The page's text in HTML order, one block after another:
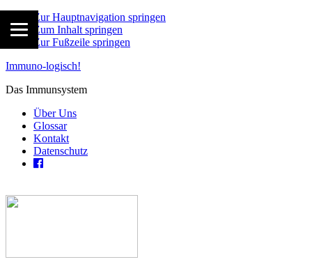
Zur Hauptnavigation springen
Zum Inhalt springen
Zur Fußzeile springen
Immuno-logisch!
Das Immunsystem
Über Uns
Glossar
Kontakt
Datenschutz